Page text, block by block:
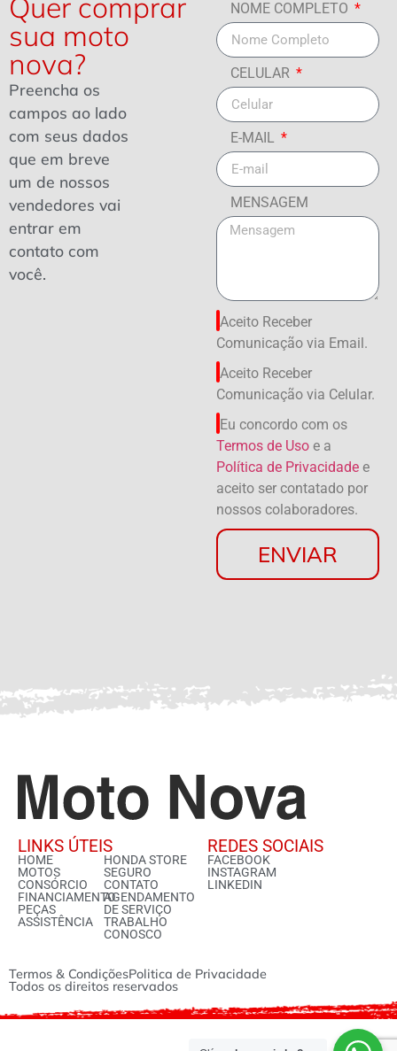
Quer comprar
sua moto
nova?
Preencha os
campos ao lado
com seus dados
que em breve
um de nossos
vendedores vai
entrar em
contato com
você.
NOME COMPLETO
CELULAR
E-MAIL
MENSAGEM
Aceito Receber
Comunicação via Email.
Aceito Receber
Comunicação via Celular.
Eu concordo com os
Termos de Uso e a
Política de Privacidade e
aceito ser contatado por
nossos colaboradores.
ENVIAR
LINKS ÚTEIS
HOME
MOTOS
CONSÓRCIO
FINANCIAMENTO
PEÇAS
ASSISTÊNCIA
HONDA STORE
SEGURO
CONTATO
AGENDAMENTO
DE SERVIÇO
TRABALHO
CONOSCO
REDES SOCIAIS
FACEBOOK
INSTAGRAM
LINKEDIN
Termos & CondiçõesPolitica de Privacidade
Todos os direitos reservados